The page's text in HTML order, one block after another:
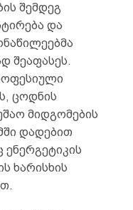
შემდეგ
და
შეაფასეს.
ცოდნის
მიდგომების
დადებით
ხარისხის